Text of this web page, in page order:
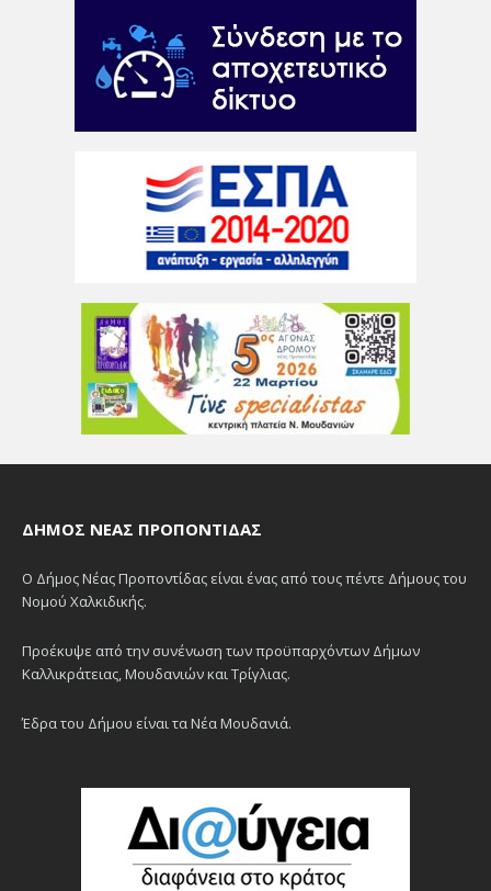
ΔΉΜΟΣ ΝΈΑΣ ΠΡΟΠΟΝΤΊΔΑΣ
Ο Δήμος Νέας Προποντίδας είναι ένας από τους πέντε Δήμους του
Νομού Χαλκιδικής.
Προέκυψε από την συνένωση των προϋπαρχόντων Δήμων
Καλλικράτειας, Μουδανιών και Τρίγλιας.
Έδρα του Δήμου είναι τα Νέα Μουδανιά.